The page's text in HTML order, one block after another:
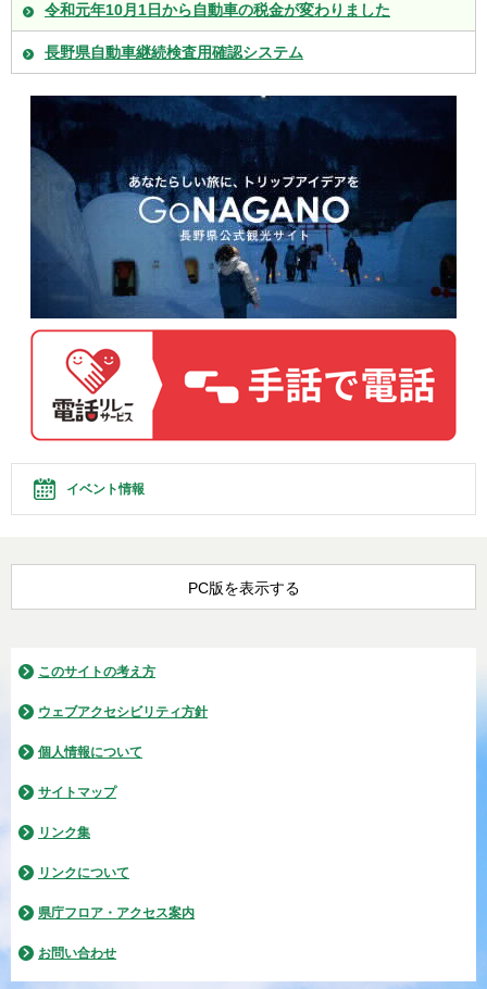
令和元年10月1日から自動車の税金が変わりました
長野県自動車継続検査用確認システム
イベント情報
PC版を表示する
このサイトの考え方
ウェブアクセシビリティ方針
個人情報について
サイトマップ
リンク集
リンクについて
県庁フロア・アクセス案内
お問い合わせ